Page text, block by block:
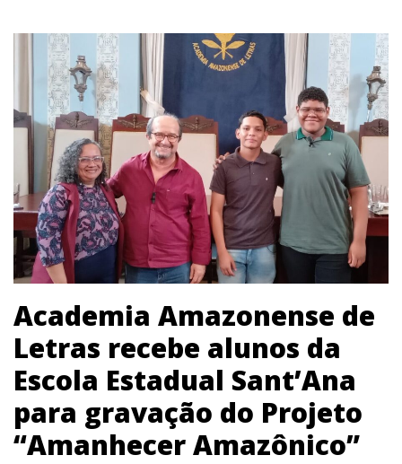
Academia Amazonense de
Letras recebe alunos da
Escola Estadual Sant’Ana
para gravação do Projeto
“Amanhecer Amazônico”